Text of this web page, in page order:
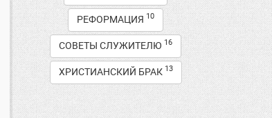
РЕФОРМАЦИЯ 10
СОВЕТЫ СЛУЖИТЕЛЮ 16
ХРИСТИАНСКИЙ БРАК 13